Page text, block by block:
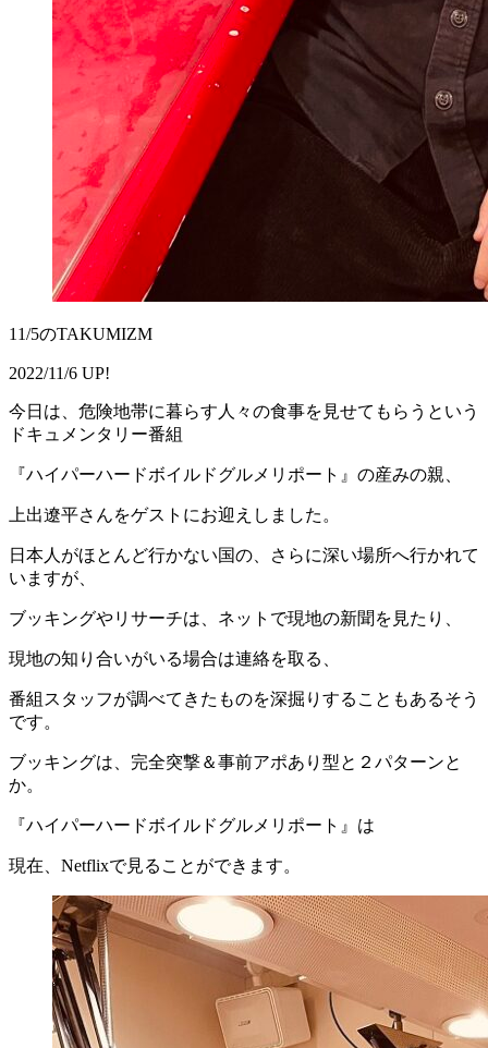
11/5のTAKUMIZM
2022/11/6 UP!
今日は、危険地帯に暮らす人々の食事を見せてもらうという
ドキュメンタリー番組
『ハイパーハードボイルドグルメリポート』の産みの親、
上出遼平さんをゲストにお迎えしました。
日本人がほとんど行かない国の、さらに深い場所へ行かれて
いますが、
ブッキングやリサーチは、ネットで現地の新聞を見たり、
現地の知り合いがいる場合は連絡を取る、
番組スタッフが調べてきたものを深掘りすることもあるそう
です。
ブッキングは、完全突撃＆事前アポあり型と２パターンと
か。
『ハイパーハードボイルドグルメリポート』は
現在、Netflixで見ることができます。